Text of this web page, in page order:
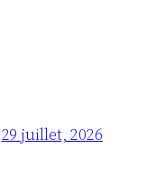
29 juillet, 2026